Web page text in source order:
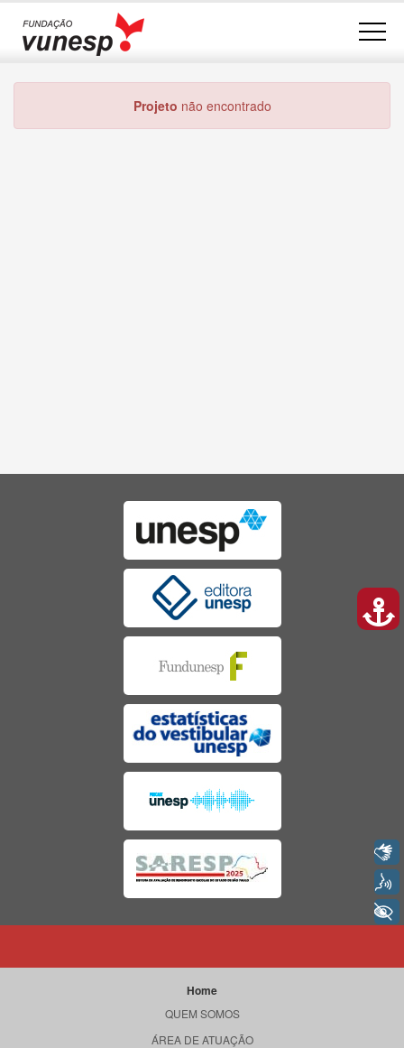
Projeto não encontrado
Home
QUEM SOMOS
ÁREA DE ATUAÇÃO